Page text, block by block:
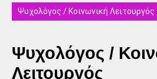
Ψυχολόγος / Κοινωνική Λειτουργός
Ψυχολόγος /
Λειτουργός